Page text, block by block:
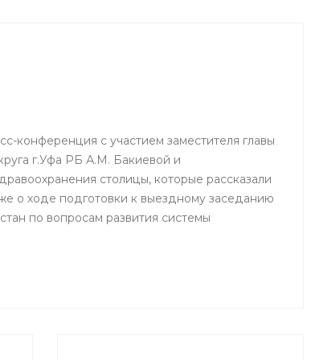
конференция с участием заместителя главы
г.Уфа РБ А.М. Бакиевой и
столицы, которые рассказали
о ходе подготовки к выездному заседанию
по вопросам развития системы